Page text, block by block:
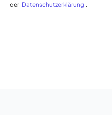
der Datenschutzerklärung .